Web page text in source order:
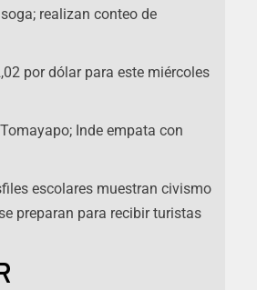
realizan conteo de
por dólar para este miércoles
Inde empata con
escolares muestran civismo
preparan para recibir turistas